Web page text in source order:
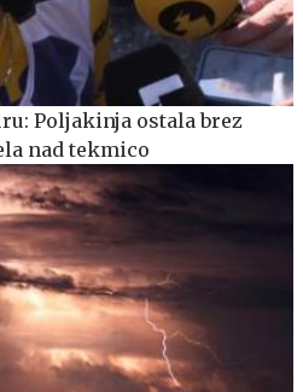
Poljakinja ostala brez
nad tekmico